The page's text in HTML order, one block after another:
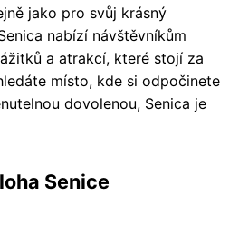
jako pro svůj krásný
nabízí návštěvníkům
a atrakcí, které stojí za
místo, kde si odpočinete
dovolenou, Senica je
Senice